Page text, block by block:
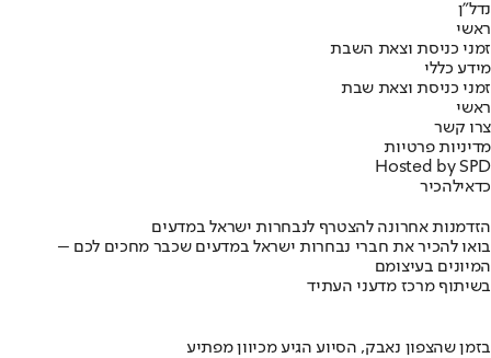
נדל"ן
ראשי
זמני כניסת וצאת השבת
מידע כללי
זמני כניסת וצאת שבת
ראשי
צרו קשר
מדיניות פרטיות
Hosted by SPD
כדאילהכיר
הזדמנות אחרונה להצטרף לנבחרות ישראל במדעים
בואו להכיר את חברי נבחרות ישראל במדעים שכבר מחכים לכם –
המיונים בעיצומם
בשיתוף מרכז מדעני העתיד
בזמן שהצפון נאבק, הסיוע הגיע מכיוון מפתיע